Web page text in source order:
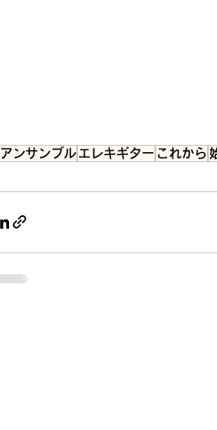
アンサンブル エレキギター これから